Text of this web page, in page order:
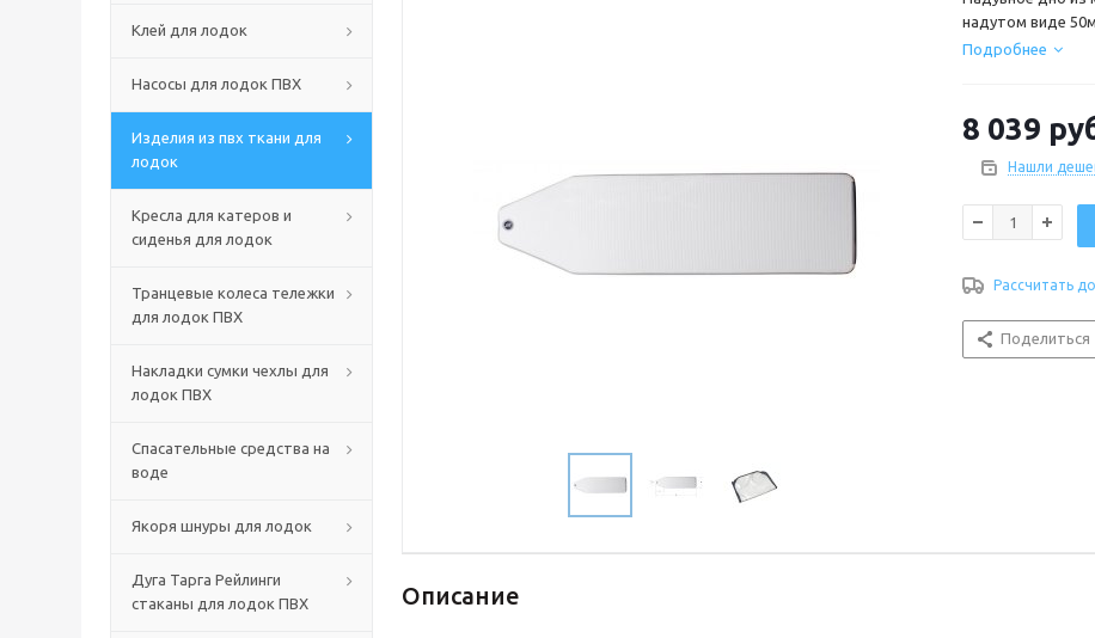
Клей для лодок
Насосы для лодок ПВХ
Изделия из пвх ткани для
лодок
Кресла для катеров и
сиденья для лодок
Транцевые колеса тележки
для лодок ПВХ
Накладки сумки чехлы для
лодок ПВХ
Спасательные средства на
воде
Якоря шнуры для лодок
Дуга Тарга Рейлинги
стаканы для лодок ПВХ
надутом виде
этот лодки не
Подробнее
8 039
Нашли
Рассчитать
Поделиться
Описание